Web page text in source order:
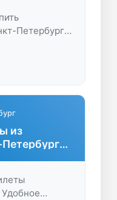
Петербург.
в
из